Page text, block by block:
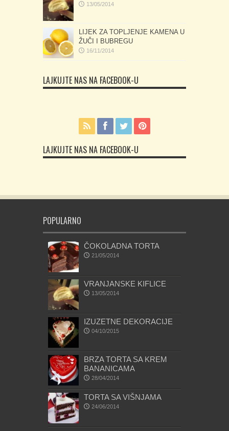
13/05/2014
LIJEK ZA TOPLJENJE KAMENA U
ŽUČI I BUBREGU
16/11/2014
LAJKUJTE NAS NA FACEBOOK-U
LAJKUJTE NAS NA FACEBOOK-U
POPULARNO
ČOKOLADNA TORTA
21/05/2014
VRANJANSKE KIFLICE
13/05/2014
IZUZETNE DEKORACIJE
04/10/2015
BRZA TORTA SA KREM
BANANICAMA
28/04/2014
TORTA SA VIŠNJAMA
24/06/2014